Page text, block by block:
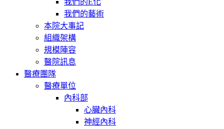
我們的E化
我們的藝術
本院大事記
組織架構
規模陣容
醫院訊息
醫療團隊
醫療單位
內科部
心臟內科
神經內科